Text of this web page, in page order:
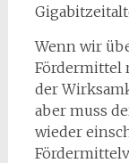
Wenn wir
Fördermittel
der
aber muss
wieder